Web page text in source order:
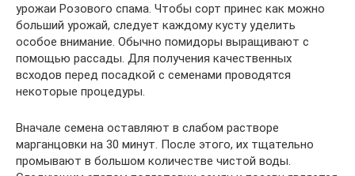
урожаи Розового спама. Чтобы сорт принес как можно
больший урожай, следует каждому кусту уделить
особое внимание. Обычно помидоры выращивают с
помощью рассады. Для получения качественных
всходов перед посадкой с семенами проводятся
некоторые процедуры.
Вначале семена оставляют в слабом растворе
марганцовки на 30 минут. После этого, их тщательно
промывают в большом количестве чистой воды.